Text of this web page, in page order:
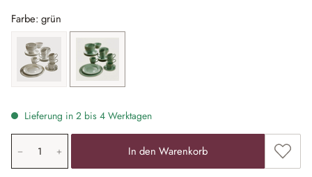
Farbe: grün
ecru grün
Lieferung in 2 bis 4 Werktagen
Produkt Anzahl: Gib den gewünschten Wert ein oder
In den Warenkorb Zum